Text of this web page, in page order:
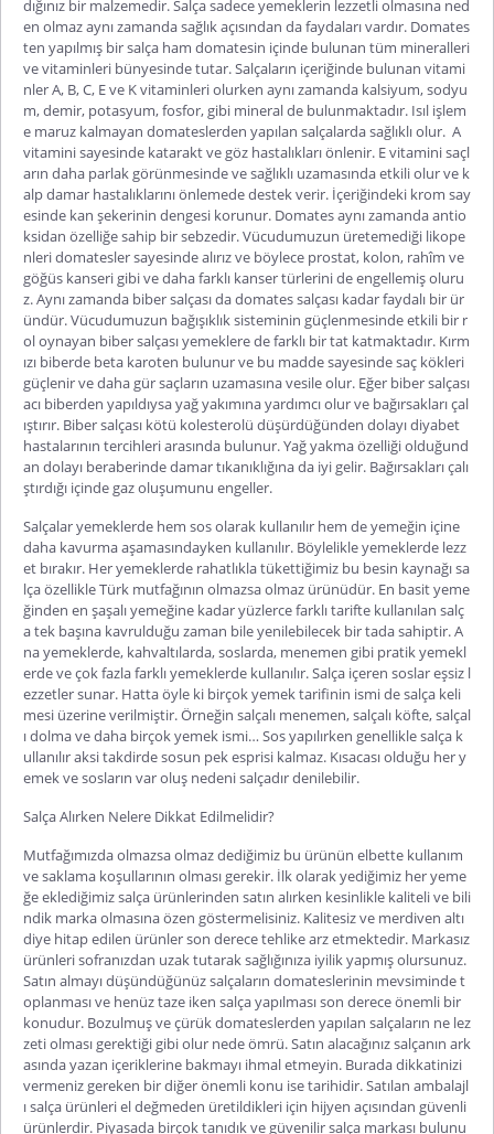
dığınız bir malzemedir. Salça sadece yemeklerin lezzetli olmasına ned
en olmaz aynı zamanda sağlık açısından da faydaları vardır. Domates
ten yapılmış bir salça ham domatesin içinde bulunan tüm mineralleri
ve vitaminleri bünyesinde tutar. Salçaların içeriğinde bulunan vitami
nler A, B, C, E ve K vitaminleri olurken aynı zamanda kalsiyum, sodyu
m, demir, potasyum, fosfor, gibi mineral de bulunmaktadır. Isıl işlem
e maruz kalmayan domateslerden yapılan salçalarda sağlıklı olur. A
vitamini sayesinde katarakt ve göz hastalıkları önlenir. E vitamini saçl
arın daha parlak görünmesinde ve sağlıklı uzamasında etkili olur ve k
alp damar hastalıklarını önlemede destek verir. İçeriğindeki krom say
esinde kan şekerinin dengesi korunur. Domates aynı zamanda antio
ksidan özelliğe sahip bir sebzedir. Vücudumuzun üretemediği likope
nleri domatesler sayesinde alırız ve böylece prostat, kolon, rahîm ve
göğüs kanseri gibi ve daha farklı kanser türlerini de engellemiş oluru
z. Aynı zamanda biber salçası da domates salçası kadar faydalı bir ür
ündür. Vücudumuzun bağışıklık sisteminin güçlenmesinde etkili bir r
ol oynayan biber salçası yemeklere de farklı bir tat katmaktadır. Kırm
ızı biberde beta karoten bulunur ve bu madde sayesinde saç kökleri
güçlenir ve daha gür saçların uzamasına vesile olur. Eğer biber salçası
acı biberden yapıldıysa yağ yakımına yardımcı olur ve bağırsakları çal
ıştırır. Biber salçası kötü kolesterolü düşürdüğünden dolayı diyabet
hastalarının tercihleri arasında bulunur. Yağ yakma özelliği olduğund
an dolayı beraberinde damar tıkanıklığına da iyi gelir. Bağırsakları çalı
ştırdığı içinde gaz oluşumunu engeller.
Salçalar yemeklerde hem sos olarak kullanılır hem de yemeğin içine
daha kavurma aşamasındayken kullanılır. Böylelikle yemeklerde lezz
et bırakır. Her yemeklerde rahatlıkla tükettiğimiz bu besin kaynağı sa
lça özellikle Türk mutfağının olmazsa olmaz ürünüdür. En basit yeme
ğinden en şaşalı yemeğine kadar yüzlerce farklı tarifte kullanılan salç
a tek başına kavrulduğu zaman bile yenilebilecek bir tada sahiptir. A
na yemeklerde, kahvaltılarda, soslarda, menemen gibi pratik yemekl
erde ve çok fazla farklı yemeklerde kullanılır. Salça içeren soslar eşsiz l
ezzetler sunar. Hatta öyle ki birçok yemek tarifinin ismi de salça keli
mesi üzerine verilmiştir. Örneğin salçalı menemen, salçalı köfte, salçal
ı dolma ve daha birçok yemek ismi… Sos yapılırken genellikle salça k
ullanılır aksi takdirde sosun pek esprisi kalmaz. Kısacası olduğu her y
emek ve sosların var oluş nedeni salçadır denilebilir.
Salça Alırken Nelere Dikkat Edilmelidir?
Mutfağımızda olmazsa olmaz dediğimiz bu ürünün elbette kullanım
ve saklama koşullarının olması gerekir. İlk olarak yediğimiz her yeme
ğe eklediğimiz salça ürünlerinden satın alırken kesinlikle kaliteli ve bili
ndik marka olmasına özen göstermelisiniz. Kalitesiz ve merdiven altı
diye hitap edilen ürünler son derece tehlike arz etmektedir. Markasız
ürünleri sofranızdan uzak tutarak sağlığınıza iyilik yapmış olursunuz.
Satın almayı düşündüğünüz salçaların domateslerinin mevsiminde t
oplanması ve henüz taze iken salça yapılması son derece önemli bir
konudur. Bozulmuş ve çürük domateslerden yapılan salçaların ne lez
zeti olması gerektiği gibi olur nede ömrü. Satın alacağınız salçanın ark
asında yazan içeriklerine bakmayı ihmal etmeyin. Burada dikkatinizi
vermeniz gereken bir diğer önemli konu ise tarihidir. Satılan ambalajl
ı salça ürünleri el değmeden üretildikleri için hijyen açısından güvenli
ürünlerdir. Piyasada birçok tanıdık ve güvenilir salça markası bulunu